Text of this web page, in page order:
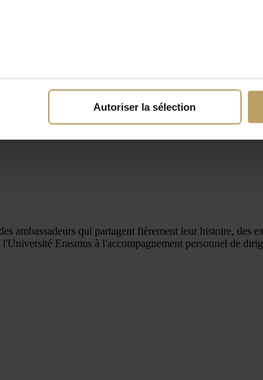
Autoriser la sélection
ambassadeurs qui partagent fièrement leur histoire, des
Erasmus à l'accompagnement personnel de